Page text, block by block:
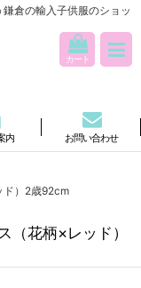
倉の輸入子供服のショッ
カート
内 お問い合わせ
ド）2歳92cm
（花柄×レッド）